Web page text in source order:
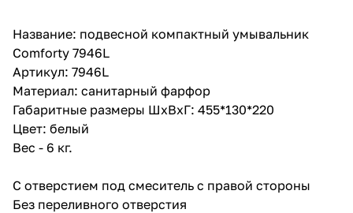
Название: подвесной компактный умывальник
Comforty 7946L
Артикул: 7946L
Материал: санитарный фарфор
Габаритные размеры ШхВхГ: 455*130*220
Цвет: белый
Вес - 6 кг.
С отверстием под смеситель с правой стороны
Без переливного отверстия